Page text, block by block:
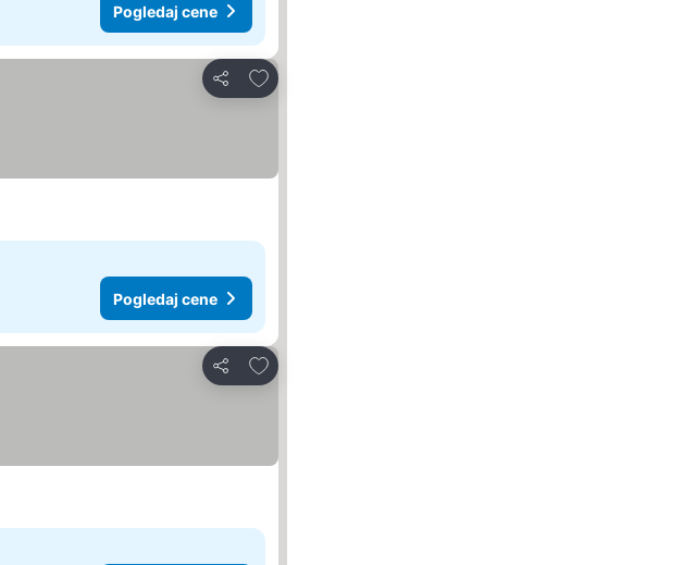
Pogledaj cene
Deli
Dodati u favorite
Pogledaj cene
Deli
Dodati u favorite